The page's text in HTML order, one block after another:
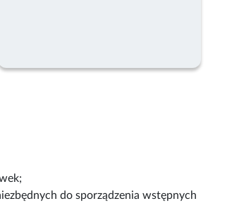
do sporządzenia wstępnych